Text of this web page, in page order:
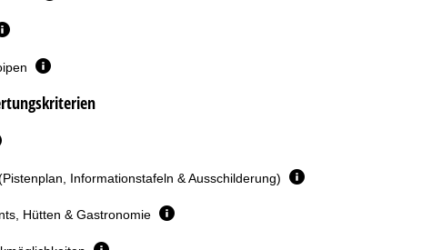
Informationstafeln & Ausschilderung)
Hütten & Gastronomie